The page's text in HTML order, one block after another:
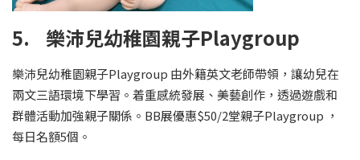
5. 樂沛兒幼稚園親子Playgroup
樂沛兒幼稚園親子Playgroup 由外籍英文老師帶領，讓幼兒在
兩文三語環境下學習。着重感統發展、美藝創作，透過遊戲和
群體活動加強親子關係。BB展優惠$50/2堂親子Playgroup ，
每日名額5個。